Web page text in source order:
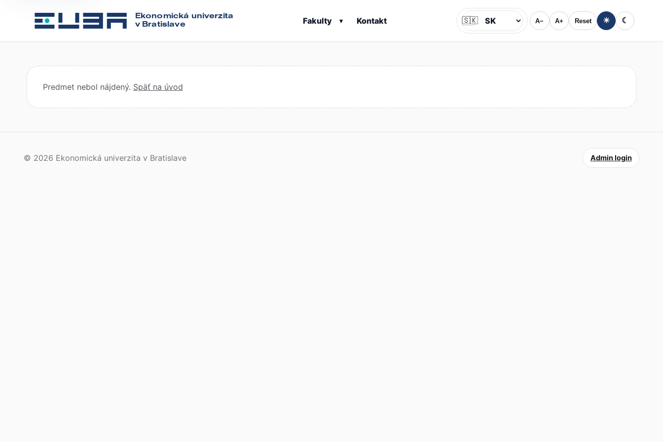
Ekonomická univerzita
v Bratislave
Fakulty ▾ Kontakt Jazyk
🇸🇰 A− A+ Reset ☀ ☾
Predmet nebol nájdený. Späť na úvod
© 2026 Ekonomická univerzita v Bratislave Admin login